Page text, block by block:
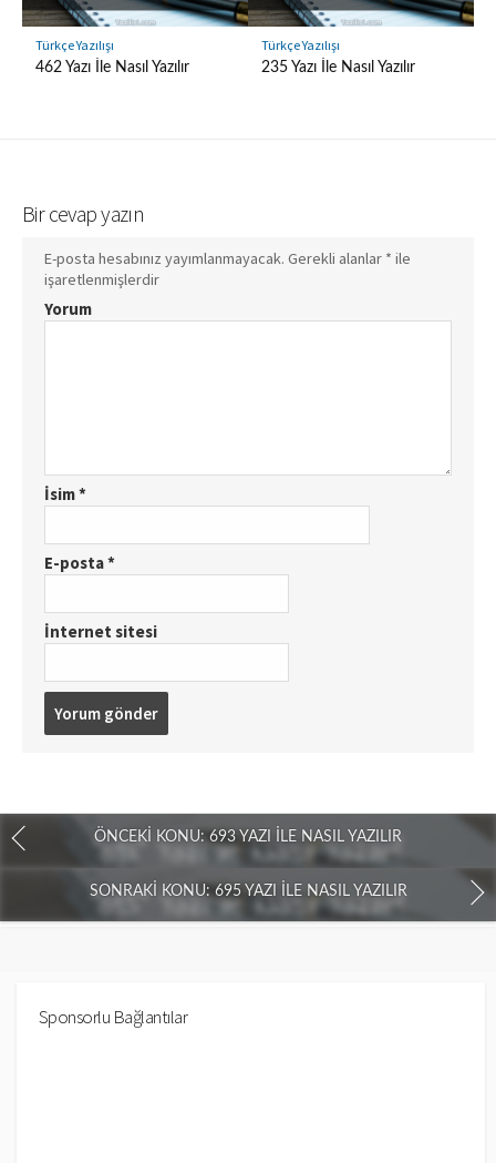
Türkçe Yazılışı
462 Yazı İle Nasıl Yazılır
Türkçe Yazılışı
235 Yazı İle Nasıl Yazılır
Bir cevap yazın
E-posta hesabınız yayımlanmayacak. Gerekli alanlar * ile
işaretlenmişlerdir
Yorum
İsim*
E-posta*
İnternet sitesi
ÖNCEKI KONU: 693 YAZI İLE NASIL YAZILIR
SONRAKI KONU: 695 YAZI İLE NASIL YAZILIR
Sponsorlu Bağlantılar